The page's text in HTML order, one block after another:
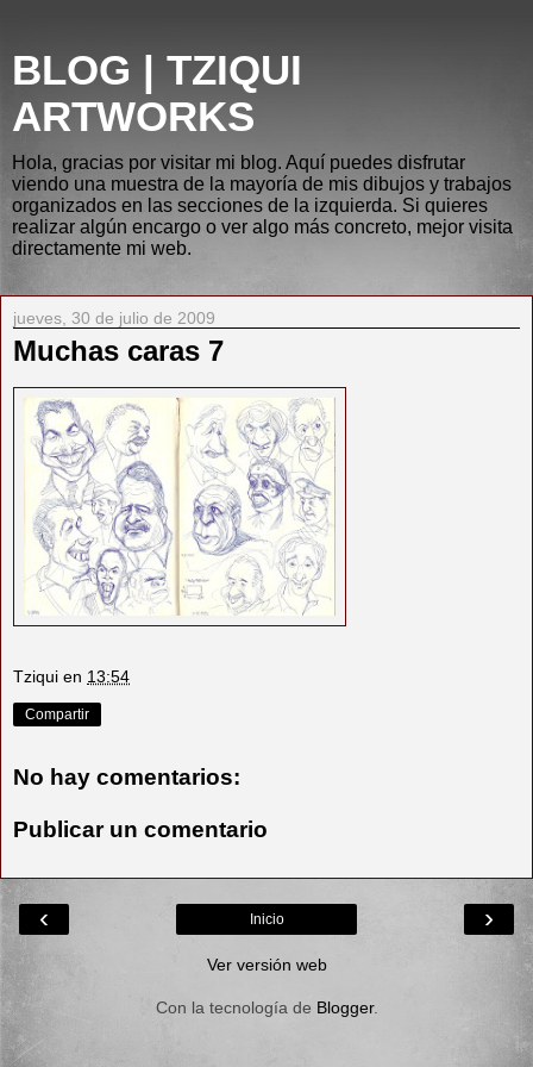
BLOG | TZIQUI
ARTWORKS
Hola, gracias por visitar mi blog. Aquí puedes disfrutar
viendo una muestra de la mayoría de mis dibujos y trabajos
organizados en las secciones de la izquierda. Si quieres
realizar algún encargo o ver algo más concreto, mejor visita
directamente mi web.
jueves, 30 de julio de 2009
Muchas caras 7
Tziqui en 13:54
Compartir
No hay comentarios:
Publicar un comentario
‹ ›
Inicio
Ver versión web
Con la tecnología de Blogger.